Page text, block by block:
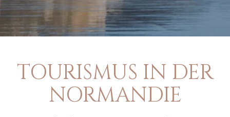
TOURISMUS IN DER
NORMANDIE